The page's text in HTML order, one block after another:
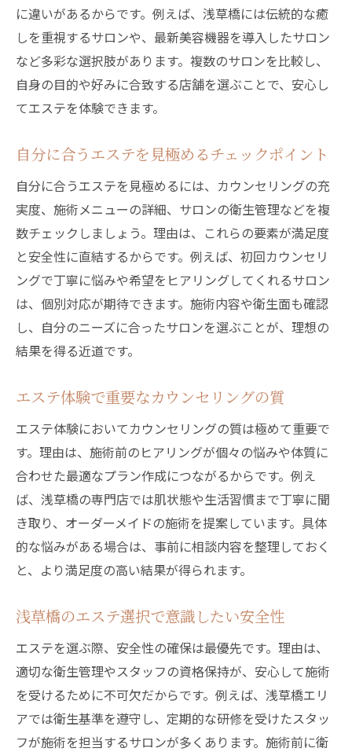
に違いがあるからです。例えば、浅草橋には伝統的な癒
しを重視するサロンや、最新美容機器を導入したサロン
など多彩な選択肢があります。複数のサロンを比較し、
自身の目的や好みに合致する店舗を選ぶことで、安心し
てエステを体験できます。
自分に合うエステを見極めるチェックポイント
自分に合うエステを見極めるには、カウンセリングの充
実度、施術メニューの詳細、サロンの衛生管理などを複
数チェックしましょう。理由は、これらの要素が満足度
と安全性に直結するからです。例えば、初回カウンセリ
ングで丁寧に悩みや希望をヒアリングしてくれるサロン
は、個別対応が期待できます。施術内容や衛生面も確認
し、自分のニーズに合ったサロンを選ぶことが、理想の
結果を得る近道です。
エステ体験で重要なカウンセリングの質
エステ体験においてカウンセリングの質は極めて重要で
す。理由は、施術前のヒアリングが個々の悩みや体質に
合わせた最適なプラン作成につながるからです。例え
ば、浅草橋の専門店では肌状態や生活習慣まで丁寧に聞
き取り、オーダーメイドの施術を提案しています。具体
的な悩みがある場合は、事前に相談内容を整理しておく
と、より満足度の高い結果が得られます。
浅草橋のエステ選択で意識したい安全性
エステを選ぶ際、安全性の確保は最優先です。理由は、
適切な衛生管理やスタッフの資格保持が、安心して施術
を受けるために不可欠だからです。例えば、浅草橋エリ
アでは衛生基準を遵守し、定期的な研修を受けたスタッ
フが施術を担当するサロンが多くあります。施術前に衛